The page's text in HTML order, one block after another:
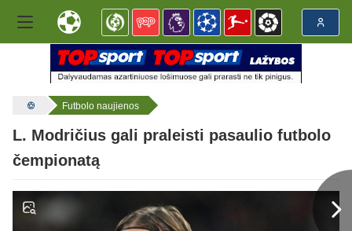
Futbolo naujienos
L. Modričius gali praleisti pasaulio futbolo
čempionatą